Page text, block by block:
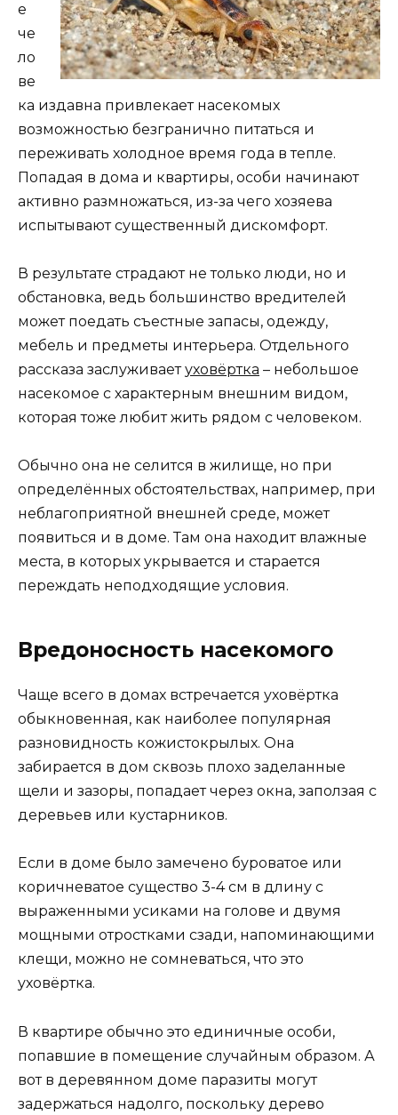
е
че
ло
ве
ка издавна привлекает насекомых
возможностью безгранично питаться и
переживать холодное время года в тепле.
Попадая в дома и квартиры, особи начинают
активно размножаться, из-за чего хозяева
испытывают существенный дискомфорт.
В результате страдают не только люди, но и
обстановка, ведь большинство вредителей
может поедать съестные запасы, одежду,
мебель и предметы интерьера. Отдельного
рассказа заслуживаетуховёртка – небольшое
насекомое с характерным внешним видом,
которая тоже любит жить рядом с человеком.
Обычно она не селится в жилище, но при
определённых обстоятельствах, например, при
неблагоприятной внешней среде, может
появиться и в доме. Там она находит влажные
места, в которых укрывается и старается
переждать неподходящие условия.
Вредоносность насекомого
Чаще всего в домах встречается уховёртка
обыкновенная, как наиболее популярная
разновидность кожистокрылых. Она
забирается в дом сквозь плохо заделанные
щели и зазоры, попадает через окна, заползая с
деревьев или кустарников.
Если в доме было замечено буроватое или
коричневатое существо 3-4 см в длину с
выраженными усиками на голове и двумя
мощными отростками сзади, напоминающими
клещи, можно не сомневаться, что это
уховёртка.
В квартире обычно это единичные особи,
попавшие в помещение случайным образом. А
вот в деревянном доме паразиты могут
задержаться надолго, поскольку дерево